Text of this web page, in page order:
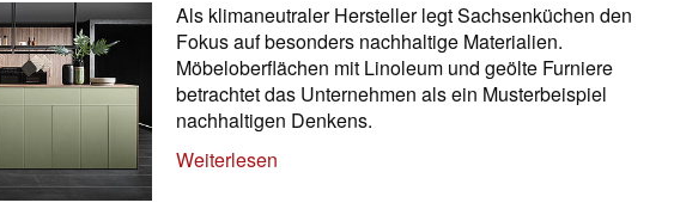
Als klimaneutraler Hersteller legt Sachsenküchen den
Fokus auf besonders nachhaltige Materialien.
Möbeloberflächen mit Linoleum und geölte Furniere
betrachtet das Unternehmen als ein Musterbeispiel
nachhaltigen Denkens.
Weiterlesen